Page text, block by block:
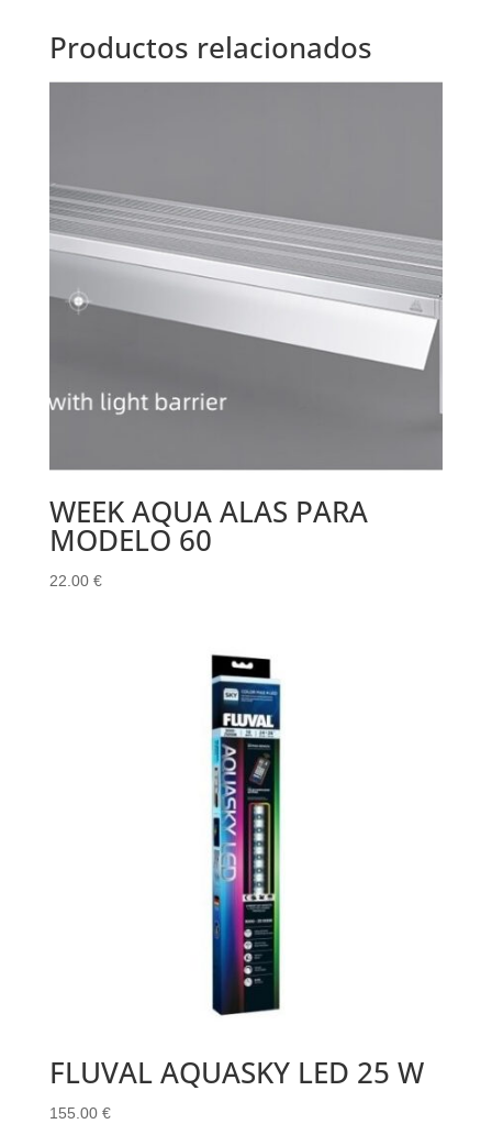
Productos relacionados
WEEK AQUA ALAS PARA
MODELO 60
22.00 €
FLUVAL AQUASKY LED 25 W
155.00 €